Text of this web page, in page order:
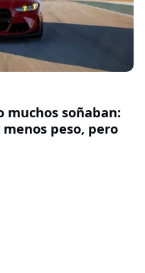
muchos soñaban:
peso, pero